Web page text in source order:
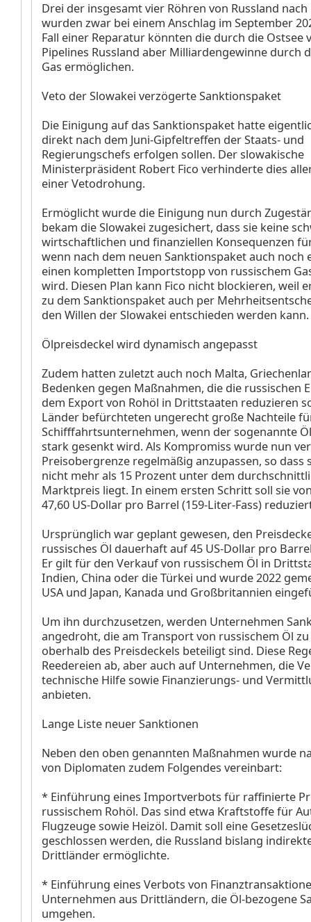
Drei der insgesamt vier Röhren von Russland
wurden zwar bei einem Anschlag im September
Fall einer Reparatur könnten die durch die Ostsee
Pipelines Russland aber Milliardengewinne durch
Gas ermöglichen.
Veto der Slowakei verzögerte Sanktionspaket
Die Einigung auf das Sanktionspaket hatte
direkt nach dem Juni-Gipfeltreffen der Staats- und
Regierungschefs erfolgen sollen. Der slowakische
Ministerpräsident Robert Fico verhinderte dies
einer Vetodrohung.
Ermöglicht wurde die Einigung nun durch
bekam die Slowakei zugesichert, dass sie keine
wirtschaftlichen und finanziellen Konsequenzen
wenn nach dem neuen Sanktionspaket auch noch
einen kompletten Importstopp von russischem
wird. Diesen Plan kann Fico nicht blockieren, weil
zu dem Sanktionspaket auch per
den Willen der Slowakei entschieden werden kann.
Ölpreisdeckel wird dynamisch angepasst
Zudem hatten zuletzt auch noch Malta,
Bedenken gegen Maßnahmen, die die russischen
dem Export von Rohöl in Drittstaaten reduzieren
Länder befürchteten ungerecht große Nachteile
Schifffahrtsunternehmen, wenn der sogenannte
stark gesenkt wird. Als Kompromiss wurde nun
Preisobergrenze regelmäßig anzupassen, so dass
nicht mehr als 15 Prozent unter dem
Marktpreis liegt. In einem ersten Schritt soll sie
47,60 US-Dollar pro Barrel (159-Liter-Fass)
Ursprünglich war geplant gewesen, den
russisches Öl dauerhaft auf 45 US-Dollar pro
Er gilt für den Verkauf von russischem Öl in
Indien, China oder die Türkei und wurde 2022
USA und Japan, Kanada und Großbritannien
Um ihn durchzusetzen, werden Unternehmen
angedroht, die am Transport von russischem Öl
oberhalb des Preisdeckels beteiligt sind. Diese
Reedereien ab, aber auch auf Unternehmen, die
technische Hilfe sowie Finanzierungs- und
anbieten.
Lange Liste neuer Sanktionen
Neben den oben genannten Maßnahmen wurde
von Diplomaten zudem Folgendes vereinbart:
* Einführung eines Importverbots für raffinierte
russischem Rohöl. Das sind etwa Kraftstoffe für
Flugzeuge sowie Heizöl. Damit soll eine
geschlossen werden, die Russland bislang
Drittländer ermöglichte.
* Einführung eines Verbots von
Unternehmen aus Drittländern, die Öl-bezogene
umgehen.